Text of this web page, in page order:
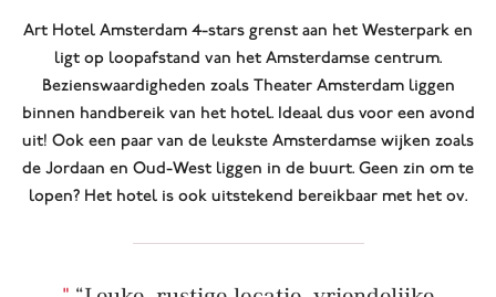
Art Hotel Amsterdam 4-stars grenst aan het Westerpark en
ligt op loopafstand van het Amsterdamse centrum.
Bezienswaardigheden zoals Theater Amsterdam liggen
binnen handbereik van het hotel. Ideaal dus voor een avond
uit! Ook een paar van de leukste Amsterdamse wijken zoals
de Jordaan en Oud-West liggen in de buurt. Geen zin om te
lopen? Het hotel is ook uitstekend bereikbaar met het ov.